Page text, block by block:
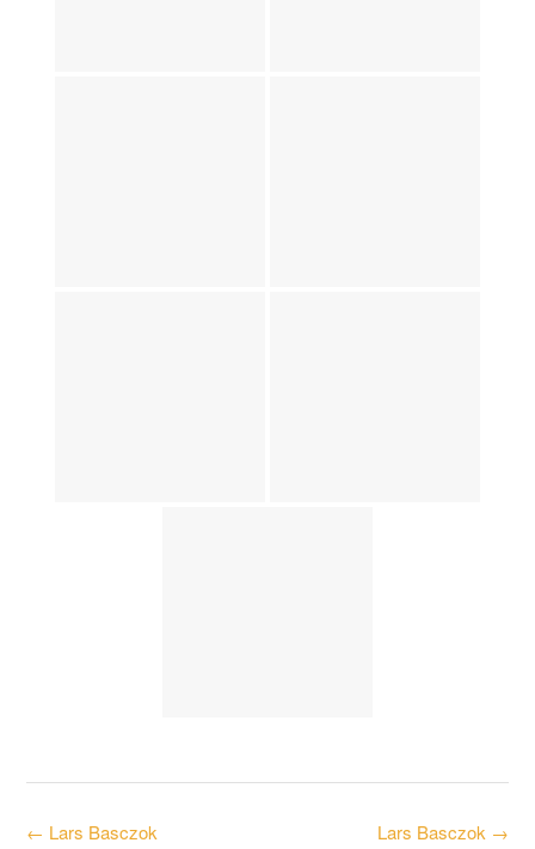
Post Lars Basczok →
← Lars Basczok